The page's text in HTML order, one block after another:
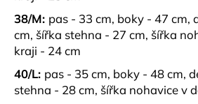
38/M: pas - 33 cm, boky - 47 cm,
cm, šířka stehna - 27 cm, šířka
kraji - 24 cm
40/L: pas - 35 cm, boky - 48 cm,
stehna - 28 cm, šířka nohavice v